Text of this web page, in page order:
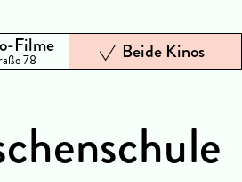
Filme
78 Beide Kinos